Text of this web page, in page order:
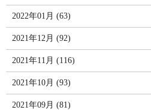
2022年01月 (63)
2021年12月 (92)
2021年11月 (116)
2021年10月 (93)
2021年09月 (81)